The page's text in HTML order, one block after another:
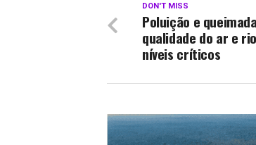
DON'T MISS
Poluição e
qualidade do ar e
níveis críticos